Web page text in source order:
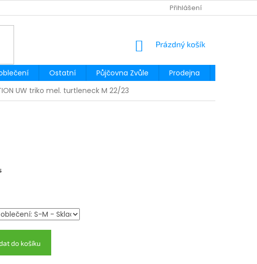
Přihlášení
NÁKUPNÍ
Prázdný košík
Ostatní Půjčovna Zvůle Prodejna
UW triko mel. turtleneck M 22/23
do košíku